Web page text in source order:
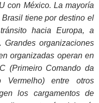
con México. La mayoría
tiene por destino el
hacia Europa, a
Grandes organizaciones
organizadas operan en
(Primeiro Comando da
Vermelho) entre otros
los cargamentos de